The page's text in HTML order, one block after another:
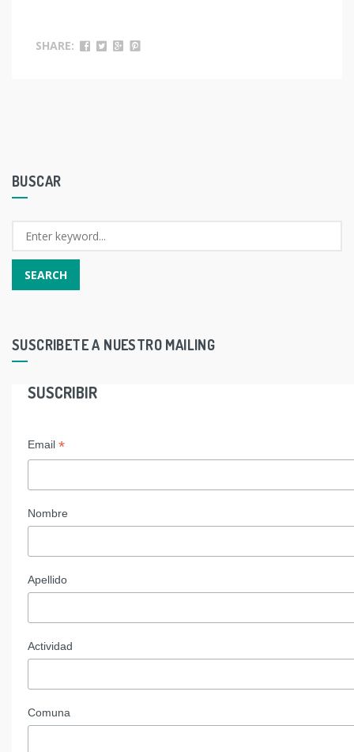
SHARE:
BUSCAR
SUSCRIBETE A NUESTRO MAILING
SUSCRIBIR
Email *
Nombre
Apellido
Actividad
Comuna